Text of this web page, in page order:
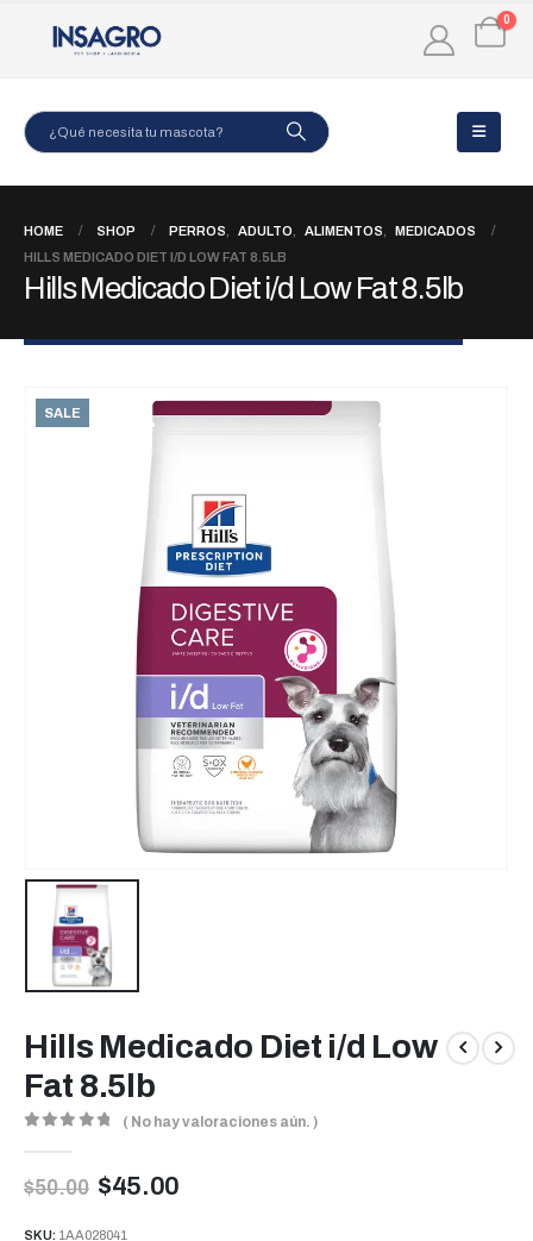
0
HOME SHOP PERROS ADULTO ALIMENTOS
MEDICADOS
HILLS MEDICADO DIET I/D LOW FAT 8.5LB
Hills Medicado Diet i/d Low Fat 8.5lb
SALE
Hills Medicado Diet i/d Low
Fat 8.5lb
( No hay valoraciones aún. )
$50.00 $45.00
SKU: 1AA028041